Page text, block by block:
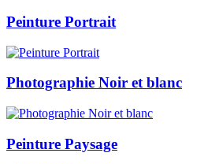
Peinture Portrait
Photographie Noir et blanc
Peinture Paysage